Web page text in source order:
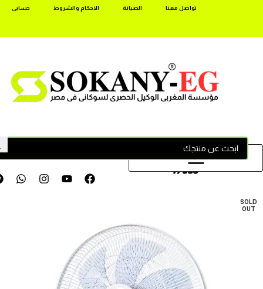
تواصل معنا الصيانة الاحكام والشروط حسابى
17355
SOLD
OUT